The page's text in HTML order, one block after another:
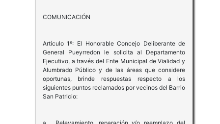
COMUNICACIÓN
Artículo 1º: El Honorable Concejo Deliberante de
General Pueyrredon le solicita al Departamento
Ejecutivo, a través del Ente Municipal de Vialidad y
Alumbrado Público y de las áreas que considere
oportunas, brinde respuestas respecto a los
siguientes puntos reclamados por vecinos del Barrio
San Patricio: